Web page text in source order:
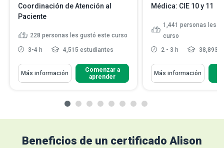
Coordinación de Atención al
Paciente
228 personas les gustó este curso
3-4 h 4,515 estudiantes
Más información
Comenzar a
aprender
Médica: CIE 10 y 11
1,441 personas les
curso
2 - 3 h
38,893
Más información
Beneficios de un certificado Alison